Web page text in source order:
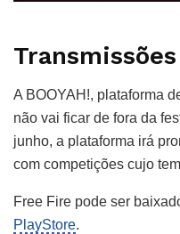
A BOOYAH!, plataforma
não vai ficar de fora da
junho, a plataforma irá
com competições cujo
Free Fire pode ser
PlayStore.